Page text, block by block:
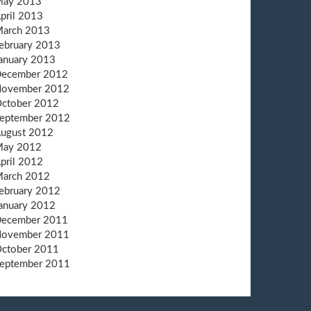
2013
2013
2013
2013
2012
2012
2012
2012
2012
2012
2012
2012
2012
2012
2011
2011
2011
2011